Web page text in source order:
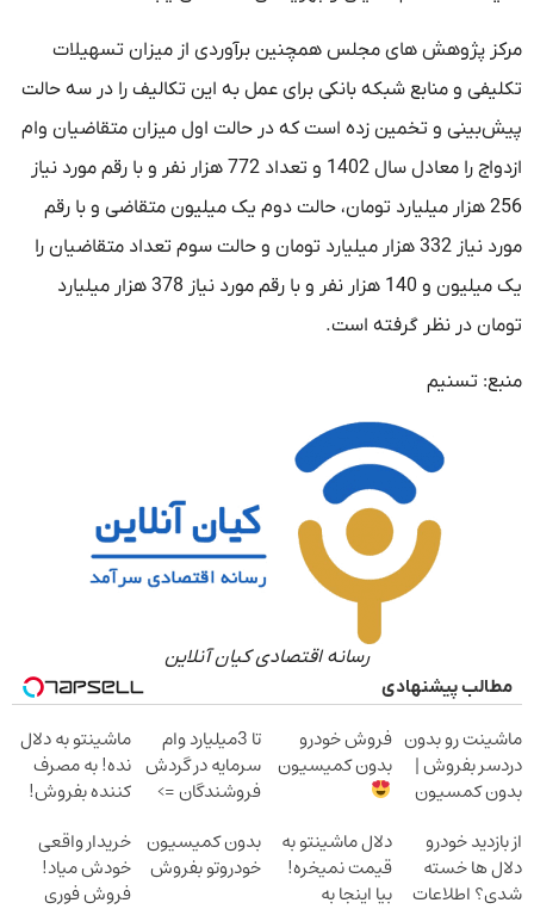
مرکز پژوهش های مجلس همچنین برآوردی از میزان تسهیلات
تکلیفی و منابع شبکه بانکی برای عمل به این تکالیف را در سه حالت
پیش‌بینی و تخمین زده است که در حالت اول میزان متقاضیان وام
ازدواج را معادل سال 1402 و تعداد 772 هزار نفر و با رقم مورد نیاز
256 هزار میلیارد تومان، حالت دوم یک میلیون متقاضی و با رقم
مورد نیاز 332 هزار میلیارد تومان و حالت سوم تعداد متقاضیان را
یک میلیون و 140 هزار نفر و با رقم مورد نیاز 378 هزار میلیارد
تومان در نظر گرفته است.
منبع: تسنیم
رسانه اقتصادی کیان آنلاین
مطالب پیشنهادی
ماشینت رو بدون
دردسر بفروش |
بدون کمسیون
فروش خودرو
بدون کمیسیون
تا 3میلیارد وام
سرمایه در گردش
فروشندگان =>
ثبت کن
ماشینتو به دلال
نده! به مصرف
کننده بفروش!
یک تماس
از بازدید خودرو
دلال ها خسته
شدی؟ اطلاعات
دلال ماشینتو به
قیمت نمیخره!
بیا اینجا به
بدون کمیسیون
خودروتو بفروش
خریدار واقعی
خودش میاد!
فروش فوری